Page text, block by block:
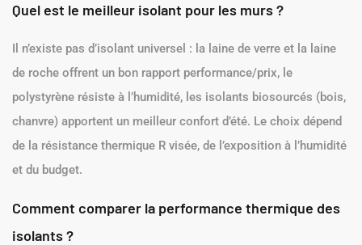
Quel est le meilleur isolant pour les murs ?
Il n’existe pas d’isolant universel : la laine de verre et la laine
de roche offrent un bon rapport performance/prix, le
polystyrène résiste à l’humidité, les isolants biosourcés (bois,
chanvre) apportent un meilleur confort d’été. Le choix dépend
de la résistance thermique R visée, de l’exposition à l’humidité
et du budget.
Comment comparer la performance thermique des
isolants ?